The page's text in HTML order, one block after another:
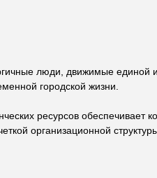
люди, движимые единой
городской жизни.
ресурсов
организационной